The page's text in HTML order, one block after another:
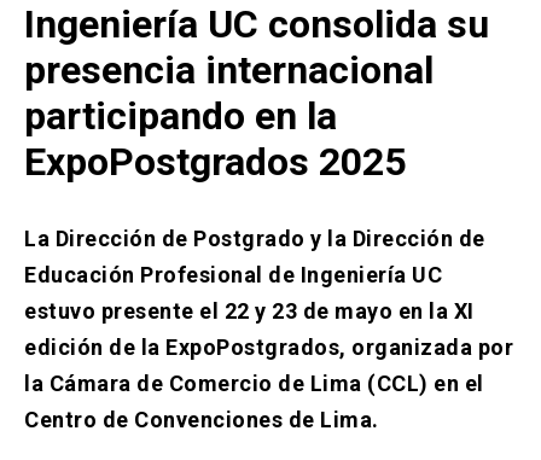
Programas de Estudio
Programas Corporativos
Noticias
Solicitud Certificados (El
enlace
se
en
una
pestaña)
Portal Empresas(El
enlace
abre
en
Pagos y Convenios(El
se
Ingeniería UC consolida su
presencia internacional
participando en la
ExpoPostgrados 2025
La Dirección de Postgrado y la Dirección de
Educación Profesional de Ingeniería UC
estuvo presente el 22 y 23 de mayo en la XI
edición de la ExpoPostgrados, organizada por
la Cámara de Comercio de Lima (CCL) en el
Centro de Convenciones de Lima.